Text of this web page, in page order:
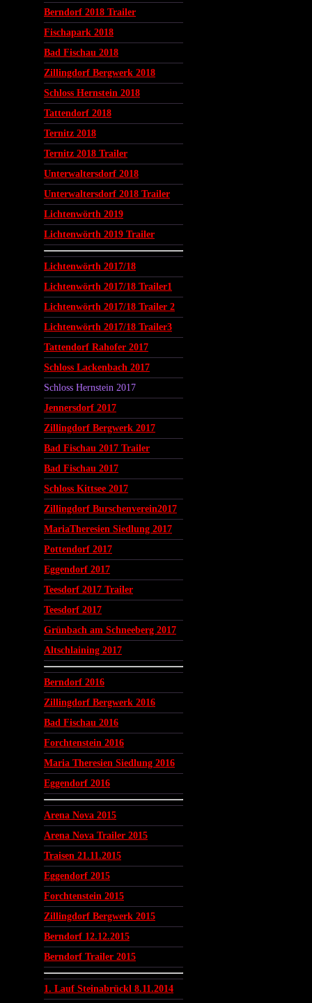
Berndorf 2018 Trailer
Fischapark 2018
Bad Fischau 2018
Zillingdorf Bergwerk 2018
Schloss Hernstein 2018
Tattendorf 2018
Ternitz 2018
Ternitz 2018 Trailer
Unterwaltersdorf 2018
Unterwaltersdorf 2018 Trailer
Lichtenwörth 2019
Lichtenwörth 2019 Trailer
Lichtenwörth 2017/18
Lichtenwörth 2017/18 Trailer1
Lichtenwörth 2017/18 Trailer 2
Lichtenwörth 2017/18 Trailer3
Tattendorf Rahofer 2017
Schloss Lackenbach 2017
Schloss Hernstein 2017
Jennersdorf 2017
Zillingdorf Bergwerk 2017
Bad Fischau 2017 Trailer
Bad Fischau 2017
Schloss Kittsee 2017
Zillingdorf Burschenverein2017
MariaTheresien Siedlung 2017
Pottendorf 2017
Eggendorf 2017
Teesdorf 2017 Trailer
Teesdorf 2017
Grünbach am Schneeberg 2017
Altschlaining 2017
Berndorf 2016
Zillingdorf Bergwerk 2016
Bad Fischau 2016
Forchtenstein 2016
Maria Theresien Siedlung 2016
Eggendorf 2016
Arena Nova 2015
Arena Nova Trailer 2015
Traisen 21.11.2015
Eggendorf 2015
Forchtenstein 2015
Zillingdorf Bergwerk 2015
Berndorf 12.12.2015
Berndorf Trailer 2015
1. Lauf Steinabrückl 8.11.2014